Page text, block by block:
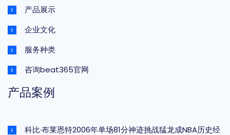
产品展示
企业文化
服务种类
咨询beat365官网
产品案例
科比·布莱恩特2006年单场81分神迹挑战猛龙成NBA历史经